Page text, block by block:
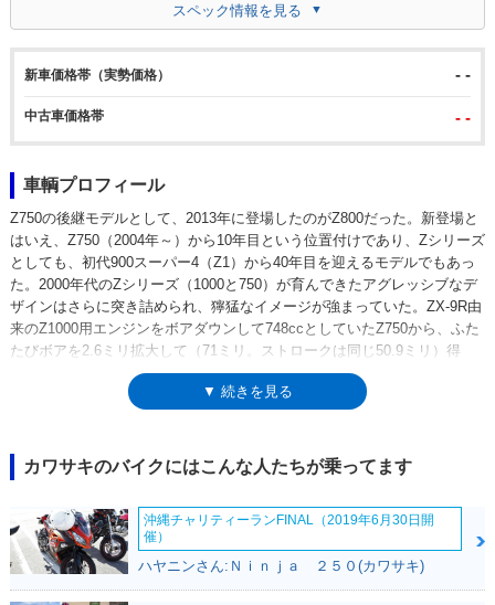
スペック情報を見る
新車価格帯（実勢価格） - -
中古車価格帯 - -
車輌プロフィール
Z750の後継モデルとして、2013年に登場したのがZ800だった。新登場と
はいえ、Z750（2004年～）から10年目という位置付けであり、Zシリーズ
としても、初代900スーパー4（Z1）から40年目を迎えるモデルでもあっ
た。2000年代のZシリーズ（1000と750）が育んできたアグレッシブなデ
ザインはさらに突き詰められ、獰猛なイメージが強まっていた。ZX-9R由
来のZ1000用エンジンをボアダウンして748ccとしていたZ750から、ふた
たびボアを2.6ミリ拡大して（71ミリ。ストロークは同じ50.9ミリ）得
た、排気量806ccの水冷インライン4は、どんな回転域でも優れたパワー
特性を持つエンジンだった。また、リアスプロケの歯数をZ750の43Tから
受けて登場するZ900に進化した。なお、Z800のマーケットコードは
ZR800で、仕様の違いによってZR800A/B/C/Dの4タイプが設定されてい
た。標準モデルがZR800A、そのABS搭載モデルがZR800Bだというの
は、日本でも分かりやすいが、ZR800Cと、そのABS搭載モデルの
ZR800Dは、単なる廉価版ではなく、欧州における二輪免許区分（当時）
のために設定されたものだった。欧州には、全ての二輪車に乗れるAライ
センスの下に、A2ライセンスが設定され、エンジン出力35kW以下・パワ
▼ 続きを見る
カワサキのバイクにはこんな人たちが乗ってます
沖縄チャリティーランFINAL（2019年6月30日開
催）
ハヤニンさん:Ｎｉｎｊａ ２５０(カワサキ)